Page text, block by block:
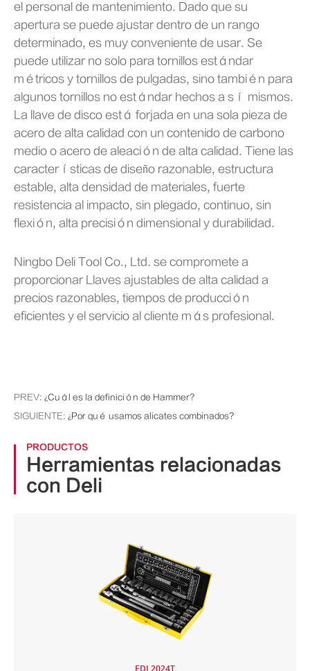
el personal de mantenimiento. Dado que su
apertura se puede ajustar dentro de un rango
determinado, es muy conveniente de usar. Se
puede utilizar no solo para tornillos estándar
métricos y tornillos de pulgadas, sino también para
algunos tornillos no estándar hechos a sí mismos.
La llave de disco está forjada en una sola pieza de
acero de alta calidad con un contenido de carbono
medio o acero de aleación de alta calidad. Tiene las
características de diseño razonable, estructura
estable, alta densidad de materiales, fuerte
resistencia al impacto, sin plegado, continuo, sin
flexión, alta precisión dimensional y durabilidad.
Ningbo Deli Tool Co., Ltd. se compromete a
proporcionar Llaves ajustables de alta calidad a
precios razonables, tiempos de producción
eficientes y el servicio al cliente más profesional.
PREV: ¿Cuál es la definición de Hammer?
SIGUIENTE: ¿Por qué usamos alicates combinados?
PRODUCTOS
Herramientas relacionadas
con Deli
EDL2024T